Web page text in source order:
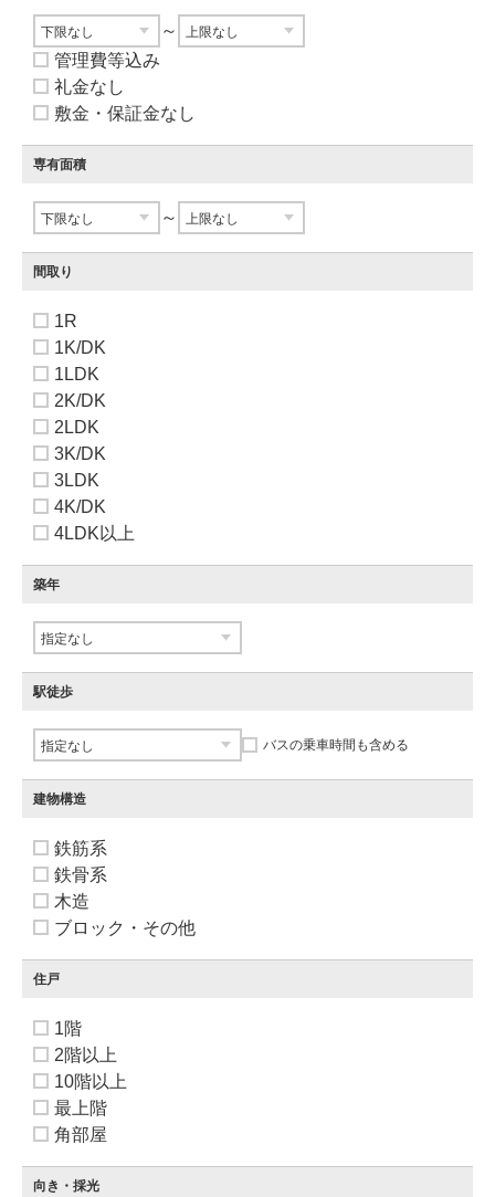
～
管理費等込み
礼金なし
敷金・保証金なし
専有面積
～
間取り
1R
1K/DK
1LDK
2K/DK
2LDK
3K/DK
3LDK
4K/DK
4LDK以上
築年
駅徒歩
バスの乗車時間も含める
建物構造
鉄筋系
鉄骨系
木造
ブロック・その他
住戸
1階
2階以上
10階以上
最上階
角部屋
向き・採光